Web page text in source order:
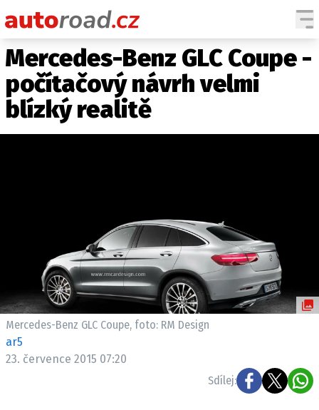
AUTA
TESTY AUT
NOVINKY
EKONOMIKA
ČESKÝ TRH
TUNING
PROFI
ELEKTRO
NOVINKY ZE SVĚTA EV
TESTY ELEKTROMOBILŮ
Mercedes-Benz GLC Coupe -
počítačový návrh velmi
blízký realitě
Mercedes-Benz GLC Coupe, foto: RM Design
ar5
23. července 2015 07:20
Sdílej: